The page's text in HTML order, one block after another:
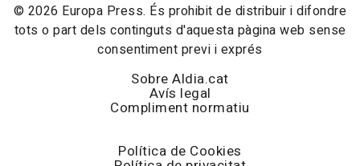
© 2026 Europa Press. És prohibit de distribuir i difondre
tots o part dels continguts d'aquesta pàgina web sense
consentiment previ i exprés
Sobre Aldia.cat
Avís legal
Compliment normatiu
Política de Cookies